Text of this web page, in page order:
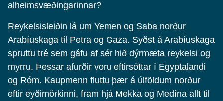
alheimsvæðingarinnar?
Reykelsisleiðin lá um Yemen og Saba norður
Arabíuskaga til Petra og Gaza. Syðst á Arabíuskaga
spruttu tré sem gáfu af sér hið dýrmæta reykelsi og
myrru. Þessar afurðir voru eftirsóttar í Egyptalandi
og Róm. Kaupmenn fluttu þær á úlföldum norður
eftir eyðimörkinni, fram hjá Mekka og Medína allt til